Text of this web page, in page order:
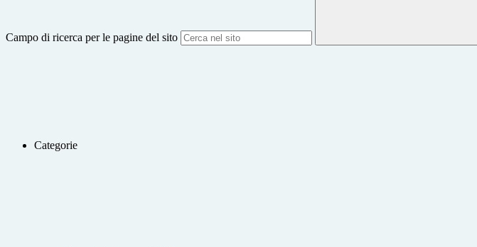
Campo di ricerca per le pagine del sito
Categorie